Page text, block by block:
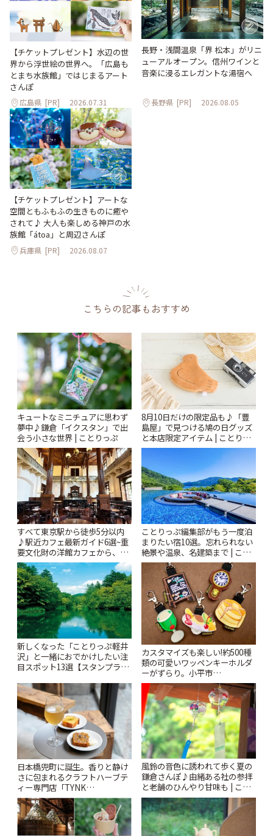
【チケットプレゼント】水辺の世
界から浮世絵の世界へ。「広島も
とまち水族館」ではじまるアート
さんぽ
広島県 [PR] 2026.07.31
長野・浅間温泉「界 松本」がリニ
ューアルオープン。信州ワインと
音楽に浸るエレガントな湯宿へ
長野県 [PR] 2026.08.05
【チケットプレゼント】アートな
空間ともふもふの生きものに癒や
されて♪ 大人も楽しめる神戸の水
族館「átoa」と周辺さんぽ
兵庫県 [PR] 2026.08.07
こちらの記事もおすすめ
キュートなミニチュアに思わず
夢中♪鎌倉「イクスタン」で出
会う小さな世界 | ことりっぷ
8月10日だけの限定品も♪「豊
島屋」で見つける鳩の日グッズ
と本店限定アイテム | ことりっ
ぷ
すべて東京駅から徒歩5分以内
♪駅近カフェ最新ガイド6選~重
要文化財の洋館カフェから、改
札すぐのレトロ喫茶まで~ | こと
りっぷ
ことりっぷ編集部がもう一度泊
まりたい宿10選。忘れられない
絶景や温泉、名建築まで | こと
りっぷ
新しくなった「ことりっぷ軽井
沢」と一緒におでかけしたい注
目スポット13選【スタンプラリ
カスタマイズも楽しい!約500種
類の可愛いワッペンキーホルダ
ーがずらり。小平市
「Kimamaya T&K」 | ことりっ
ぷ
日本橋兜町に誕生。香りと静け
さに包まれるクラフトハーブテ
ィー専門店「TYNK
Kabutocho」 | ことりっぷ
風鈴の音色に誘われて歩く夏の
鎌倉さんぽ♪由緒ある社の参拝
と老舗のひんやり甘味も | こと
りっぷ